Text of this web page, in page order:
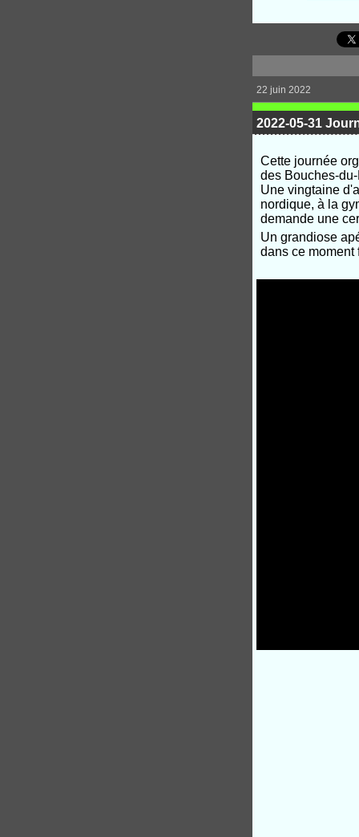
22 juin 2022
2022-05-31
Cette journée
des Bouches-
Une vingtaine
nordique, à la
demande une
Un grandiose
dans ce moment